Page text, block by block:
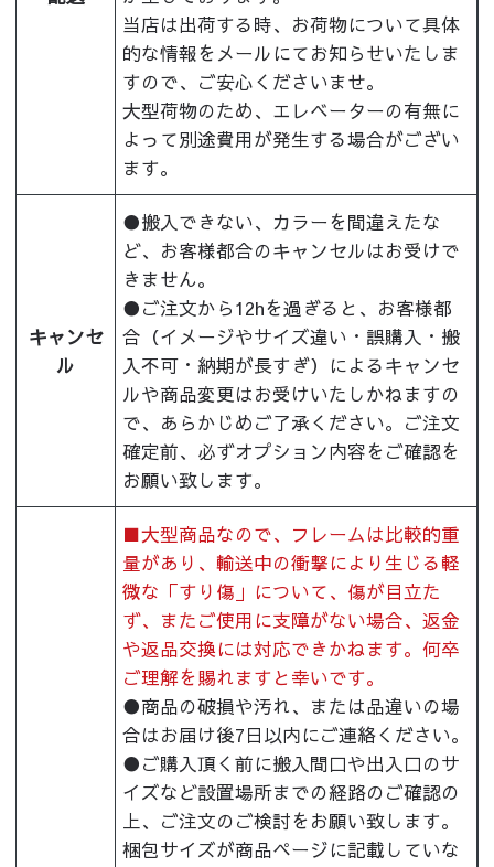
当店は出荷する時、お荷物について具体
的な情報をメールにてお知らせいたしま
すので、ご安心くださいませ。
大型荷物のため、エレベーターの有無に
よって別途費用が発生する場合がござい
ます。
キャンセ
ル
●搬入できない、カラーを間違えたな
ど、お客様都合のキャンセルはお受けで
きません。
●ご注文から12hを過ぎると、お客様都
合（イメージやサイズ違い・誤購入・搬
入不可・納期が長すぎ）によるキャンセ
ルや商品変更はお受けいたしかねますの
で、あらかじめご了承ください。ご注文
確定前、必ずオプション内容をご確認を
お願い致します。
■大型商品なので、フレームは比較的重
量があり、輸送中の衝撃により生じる軽
微な「すり傷」について、傷が目立た
ず、またご使用に支障がない場合、返金
や返品交換には対応できかねます。何卒
ご理解を賜れますと幸いです。
●商品の破損や汚れ、または品違いの場
合はお届け後7日以内にご連絡ください。
●ご購入頂く前に搬入間口や出入口のサ
イズなど設置場所までの経路のご確認の
上、ご注文のご検討をお願い致します。
梱包サイズが商品ページに記載していな